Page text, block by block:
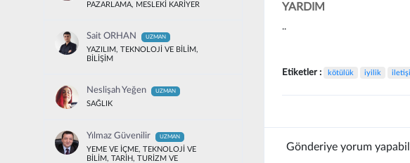
PAZARLAMA, MESLEKİ KARİYER
Sait ORHAN UZMAN
YAZILIM, TEKNOLOJİ VE BİLİM,
BİLİŞİM
Neslişah Yeğen UZMAN
SAĞLIK
Yılmaz Güvenilir UZMAN
YEME VE İÇME, TEKNOLOJİ VE
BİLİM, TARİH, TURİZM VE
YARDIM
..
Etiketler : kötülük iyilik
Gönderiye yorum